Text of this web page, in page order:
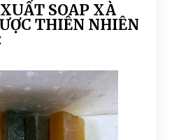
SOAP XÀ
THIÊN NHIÊN